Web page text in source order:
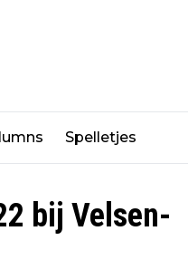
Spelletjes
bij Velsen-